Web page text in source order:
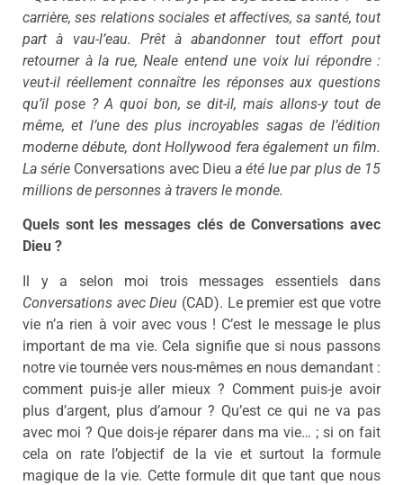
carrière, ses relations sociales et affectives, sa santé, tout
part à vau-l’eau. Prêt à abandonner tout effort pout
retourner à la rue, Neale entend une voix lui répondre :
veut-il réellement connaître les réponses aux questions
qu’il pose ? A quoi bon, se dit-il, mais allons-y tout de
même, et l’une des plus incroyables sagas de l’édition
moderne débute, dont Hollywood fera également un film.
La série Conversations avec Dieu a été lue par plus de 15
millions de personnes à travers le monde.
Quels sont les messages clés de Conversations avec
Dieu ?
Il y a selon moi trois messages essentiels dans
Conversations avec Dieu (CAD). Le premier est que votre
vie n’a rien à voir avec vous ! C’est le message le plus
important de ma vie. Cela signifie que si nous passons
notre vie tournée vers nous-mêmes en nous demandant :
comment puis-je aller mieux ? Comment puis-je avoir
plus d’argent, plus d’amour ? Qu’est ce qui ne va pas
avec moi ? Que dois-je réparer dans ma vie… ; si on fait
cela on rate l’objectif de la vie et surtout la formule
magique de la vie. Cette formule dit que tant que nous